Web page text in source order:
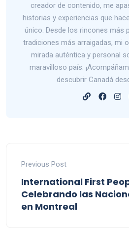
creador de contenido, me
historias y experiencias que
único. Desde los rincones más
tradiciones más arraigadas, mi
mirada auténtica y personal
maravilloso país.
descubrir Canadá
Previous Post
International First
Celebrando las
en Montreal